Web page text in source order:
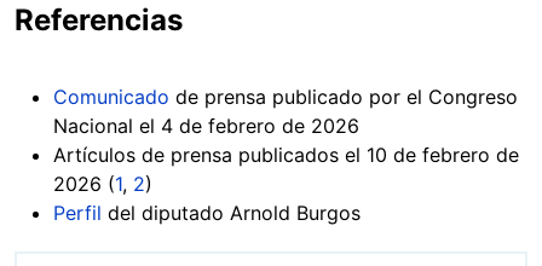
Referencias
Comunicado de prensa publicado por el Congreso
Nacional el 4 de febrero de 2026
Artículos de prensa publicados el 10 de febrero de
2026 (1, 2)
Perfil del diputado Arnold Burgos